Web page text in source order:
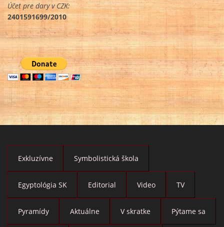
Účet pre dary v CZK:
2401591699/2010
Exkluzívne Symbolistická škola
Egyptológia SK Editorial Video TV
Pyramídy Aktuálne V skratke Pýtame sa